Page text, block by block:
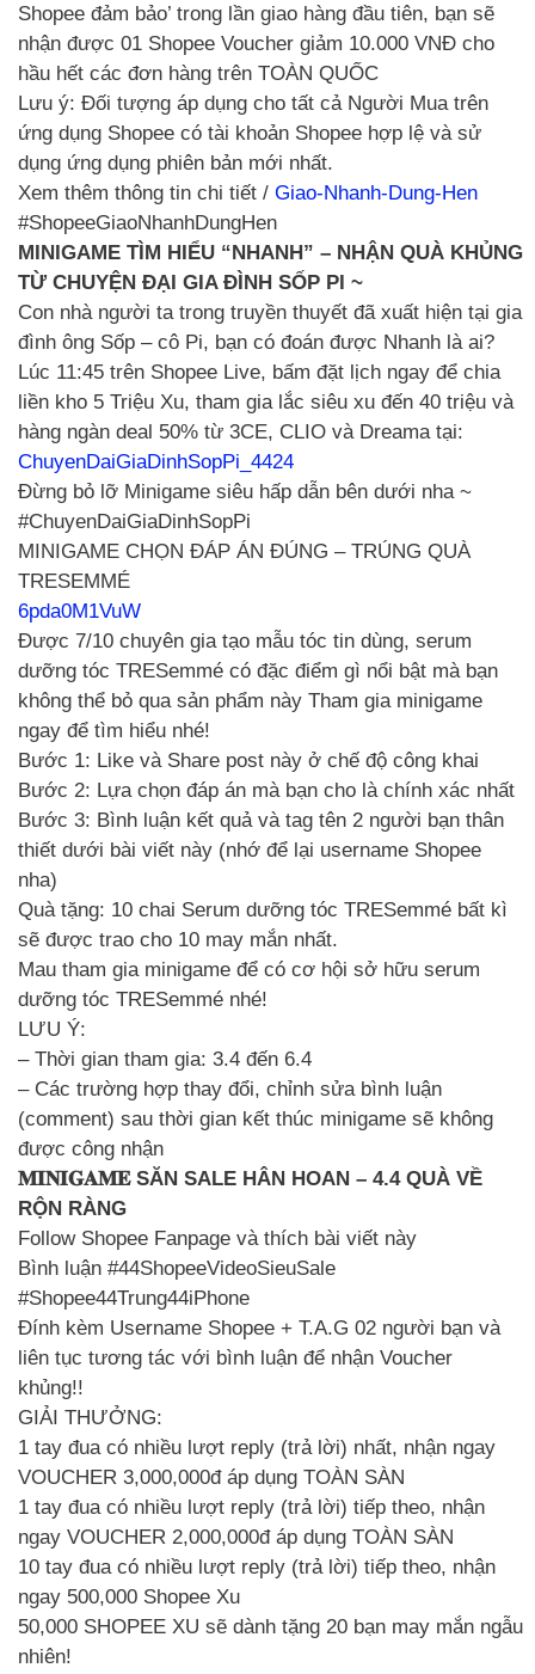
Shopee đảm bảo’ trong lần giao hàng đầu tiên, bạn sẽ
nhận được 01 Shopee Voucher giảm 10.000 VNĐ cho
hầu hết các đơn hàng trên TOÀN QUỐC
Lưu ý: Đối tượng áp dụng cho tất cả Người Mua trên
ứng dụng Shopee có tài khoản Shopee hợp lệ và sử
dụng ứng dụng phiên bản mới nhất.
Xem thêm thông tin chi tiết / Giao-Nhanh-Dung-Hen
#ShopeeGiaoNhanhDungHen
MINIGAME TÌM HIỂU “NHANH” – NHẬN QUÀ KHỦNG
TỪ CHUYỆN ĐẠI GIA ĐÌNH SỐP PI ~
Con nhà người ta trong truyền thuyết đã xuất hiện tại gia
đình ông Sốp – cô Pi, bạn có đoán được Nhanh là ai?
Lúc 11:45 trên Shopee Live, bấm đặt lịch ngay để chia
liền kho 5 Triệu Xu, tham gia lắc siêu xu đến 40 triệu và
hàng ngàn deal 50% từ 3CE, CLIO và Dreama tại:
ChuyenDaiGiaDinhSopPi_4424
Đừng bỏ lỡ Minigame siêu hấp dẫn bên dưới nha ~
#ChuyenDaiGiaDinhSopPi
MINIGAME CHỌN ĐÁP ÁN ĐÚNG – TRÚNG QUÀ
TRESEMMÉ
6pda0M1VuW
Được 7/10 chuyên gia tạo mẫu tóc tin dùng, serum
dưỡng tóc TRESemmé có đặc điểm gì nổi bật mà bạn
không thể bỏ qua sản phẩm này Tham gia minigame
ngay để tìm hiểu nhé!
Bước 1: Like và Share post này ở chế độ công khai
Bước 2: Lựa chọn đáp án mà bạn cho là chính xác nhất
Bước 3: Bình luận kết quả và tag tên 2 người bạn thân
thiết dưới bài viết này (nhớ để lại username Shopee
nha)
Quà tặng: 10 chai Serum dưỡng tóc TRESemmé bất kì
sẽ được trao cho 10 may mắn nhất.
Mau tham gia minigame để có cơ hội sở hữu serum
dưỡng tóc TRESemmé nhé!
LƯU Ý:
– Thời gian tham gia: 3.4 đến 6.4
– Các trường hợp thay đổi, chỉnh sửa bình luận
(comment) sau thời gian kết thúc minigame sẽ không
được công nhận
𝐌𝐈𝐍𝐈𝐆𝐀𝐌𝐄 SĂN SALE HÂN HOAN – 4.4 QUÀ VỀ
RỘN RÀNG
Follow Shopee Fanpage và thích bài viết này
Bình luận #44ShopeeVideoSieuSale
#Shopee44Trung44iPhone
Đính kèm Username Shopee + T.A.G 02 người bạn và
liên tục tương tác với bình luận để nhận Voucher
khủng!!
GIẢI THƯỞNG:
1 tay đua có nhiều lượt reply (trả lời) nhất, nhận ngay
VOUCHER 3,000,000đ áp dụng TOÀN SÀN
1 tay đua có nhiều lượt reply (trả lời) tiếp theo, nhận
ngay VOUCHER 2,000,000đ áp dụng TOÀN SÀN
10 tay đua có nhiều lượt reply (trả lời) tiếp theo, nhận
ngay 500,000 Shopee Xu
50,000 SHOPEE XU sẽ dành tặng 20 bạn may mắn ngẫu
nhiên!